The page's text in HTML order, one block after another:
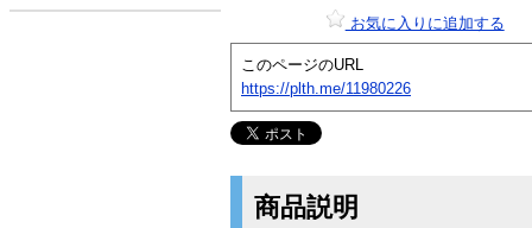
お気に入りに追加する
このページのURL
https://plth.me/11980226
商品説明